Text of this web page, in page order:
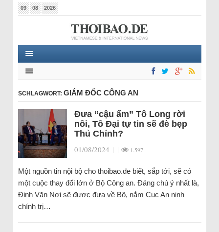
09 08 2026
SCHLAGWORT: GIÁM ĐỐC CÔNG AN
Đưa “cậu ấm” Tô Long rời
nôi, Tô Đại tự tin sẽ đè bẹp
Thủ Chính?
01/08/2024 | | 1.597
Một nguồn tin nội bộ cho thoibao.de biết, sắp tới, sẽ có
một cuộc thay đổi lớn ở Bộ Công an. Đáng chú ý nhất là,
Đinh Văn Nơi sẽ được đưa về Bộ, nắm Cục An ninh
chính trị…